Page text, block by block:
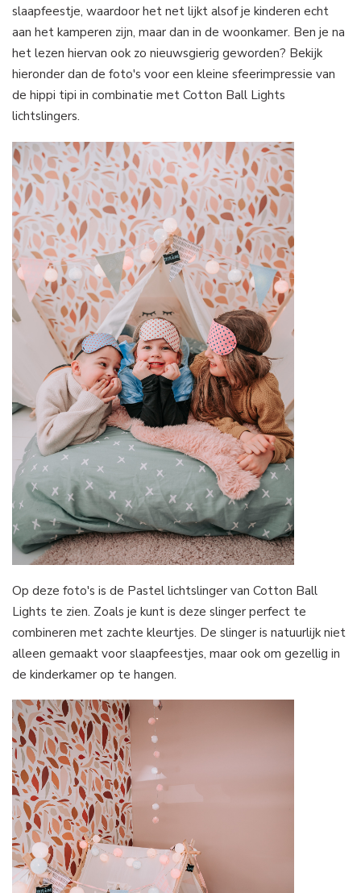
slaapfeestje, waardoor het net lijkt alsof je kinderen echt
aan het kamperen zijn, maar dan in de woonkamer. Ben je na
het lezen hiervan ook zo nieuwsgierig geworden? Bekijk
hieronder dan de foto's voor een kleine sfeerimpressie van
de hippi tipi in combinatie met Cotton Ball Lights
lichtslingers.
Op deze foto's is de Pastel lichtslinger van Cotton Ball
Lights te zien. Zoals je kunt is deze slinger perfect te
combineren met zachte kleurtjes. De slinger is natuurlijk niet
alleen gemaakt voor slaapfeestjes, maar ook om gezellig in
de kinderkamer op te hangen.